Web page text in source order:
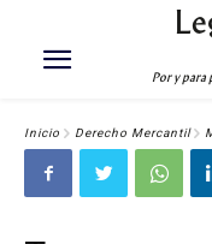
Por y para
Inicio Derecho Mercantil